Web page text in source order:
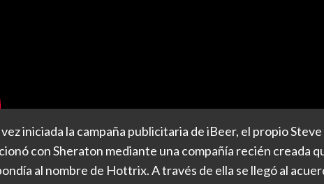
vez iniciada la campaña publicitaria de iBeer, el propio Steve
con Sheraton mediante una compañía recién creada
al nombre de Hottrix. A través de ella se llegó al